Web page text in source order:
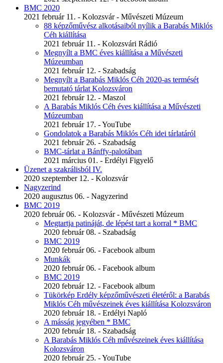
BMC 2020
2021 február 11. - Kolozsvár - Művészeti Múzeum
88 képzőművész alkotásaiból nyílik a Barabás Miklós
Céh kiállítása
2021 február 11. - Kolozsvári Rádió
Megnyílt a BMC éves kiállítása a Művészeti
Múzeumban
2021 február 12. - Szabadság
Megnyílt a Barabás Miklós Céh 2020-as termését
bemutató tárlat Kolozsváron
2021 február 12. - Maszol
A Barabás Miklós Céh éves kiállítása a Művészeti
Múzeumban
2021 február 17. - YouTube
Gondolatok a Barabás Miklós Céh idei tárlatáról
2021 február 26. - Szabadság
BMC-tárlat a Bánffy-palotában
2021 március 01. - Erdélyi Figyelő
Üzenet a szakrálisból IV.
2020 szeptember 12. - Kolozsvár
Nagyzerind
2020 augusztus 06. - Nagyzerind
BMC 2019
2020 február 06. - Kolozsvár - Művészeti Múzeum
Megtartja patináját, de lépést tart a korral * BMC
2020 február 08. - Szabadság
BMC 2019
2020 február 06. - Facebook album
Munkák
2020 február 06. - Facebook album
BMC 2019
2020 február 12. - Facebook album
Tükörkép Erdély képzőművészeti életéről: a Barabás
Miklós Céh művészeinek éves kiállítása Kolozsváron
2020 február 18. - Erdélyi Napló
A másság jegyében * BMC
2020 február 18. - Szabadság
A Barabás Miklós Céh művészeinek éves kiállítása
Kolozsváron
2020 február 25. - YouTube